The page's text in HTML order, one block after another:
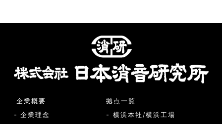
企業概要
- 企業理念
拠点一覧
- 横浜本社/横浜工場